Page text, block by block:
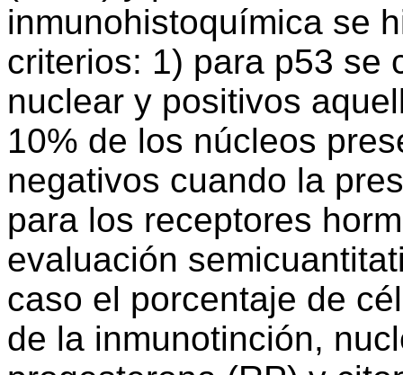
inmunohistoquímica se
criterios: 1) para p53 se
nuclear y positivos
10% de los núcleos
negativos cuando la
para los receptores
evaluación
caso el porcentaje de
de la inmunotinción,